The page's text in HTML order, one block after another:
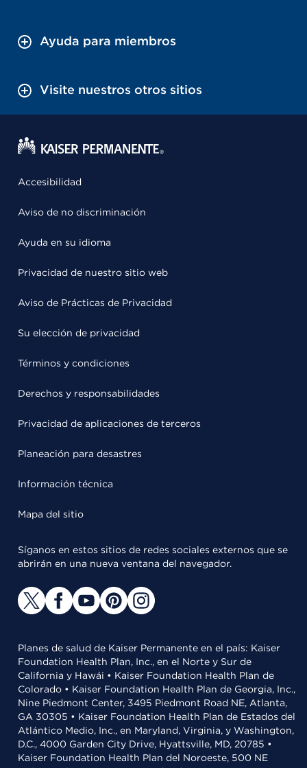
Ayuda para miembros
Visite nuestros otros sitios
Accesibilidad
Aviso de no discriminación
Ayuda en su idioma
Privacidad de nuestro sitio web
Aviso de Prácticas de Privacidad
Su elección de privacidad
Términos y condiciones
Derechos y responsabilidades
Privacidad de aplicaciones de terceros
Planeación para desastres
Información técnica
Mapa del sitio
Síganos en estos sitios de redes sociales externos que se
abrirán en una nueva ventana del navegador.
Planes de salud de Kaiser Permanente en el país: Kaiser
Foundation Health Plan, Inc., en el Norte y Sur de
California y Hawái • Kaiser Foundation Health Plan de
Colorado • Kaiser Foundation Health Plan de Georgia, Inc.,
Nine Piedmont Center, 3495 Piedmont Road NE, Atlanta,
GA 30305 • Kaiser Foundation Health Plan de Estados del
Atlántico Medio, Inc., en Maryland, Virginia, y Washington,
D.C., 4000 Garden City Drive, Hyattsville, MD, 20785 •
Kaiser Foundation Health Plan del Noroeste, 500 NE